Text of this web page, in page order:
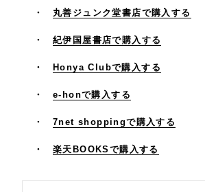
丸善ジュンク堂書店で購入する
紀伊国屋書店で購入する
Honya Clubで購入する
e-honで購入する
7net shoppingで購入する
楽天BOOKSで購入する